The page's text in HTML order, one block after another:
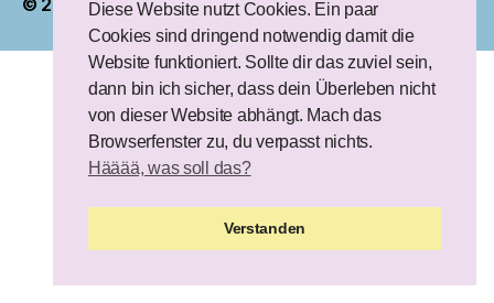
Diese Website nutzt Cookies. Ein paar
Cookies sind dringend notwendig damit die
Website funktioniert. Sollte dir das zuviel sein,
dann bin ich sicher, dass dein Überleben nicht
von dieser Website abhängt. Mach das
Browserfenster zu, du verpasst nichts.
Hääää, was soll das?
Verstanden